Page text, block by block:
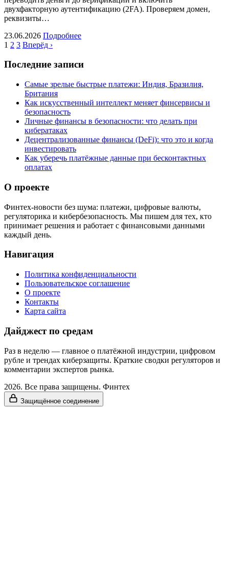
двухфакторную аутентификацию (2FA). Проверяем домен,
реквизиты…
23.06.2026 Подробнее
1 2 3 Вперёд ›
Последние записи
Самые зрелые быстрые платежи: Индия, Бразилия,
Британия
Как искусственный интеллект меняет финсервисы и
безопасность
Личные финансы в безопасности: что делать при
кибератаках
Децентрализованные финансы (DeFi): что это и когда
инвестировать
Как уберечь платёжные данные при бесконтактных
оплатах
О проекте
Финтех-новости без шума: платежи, цифровые валюты,
регуляторика и кибербезопасность. Мы пишем для тех, кто
принимает решения и работает с финансовыми данными
каждый день.
Навигация
Политика конфиденциальности
Пользовательское соглашение
О проекте
Контакты
Карта сайта
Дайджест по средам
Раз в неделю — главное о платёжной индустрии, цифровом
рубле и трендах киберзащиты. Краткие сводки регуляторов и
комментарии экспертов рынка.
2026. Все права защищены. Финтех
Защищённое соединение